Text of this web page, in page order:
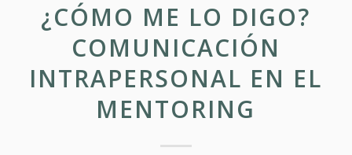
¿CÓMO ME LO DIGO?
COMUNICACIÓN
INTRAPERSONAL EN EL
MENTORING